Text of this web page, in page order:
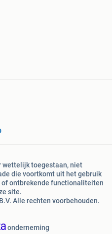
wettelijk toegestaan, niet
die voortkomt uit het gebruik
of ontbrekende functionaliteiten
site.
Alle rechten voorbehouden.
onderneming